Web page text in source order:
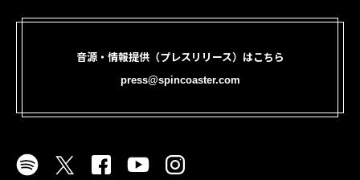
音源・情報提供（プレスリリース）はこちら
press@spincoaster.com